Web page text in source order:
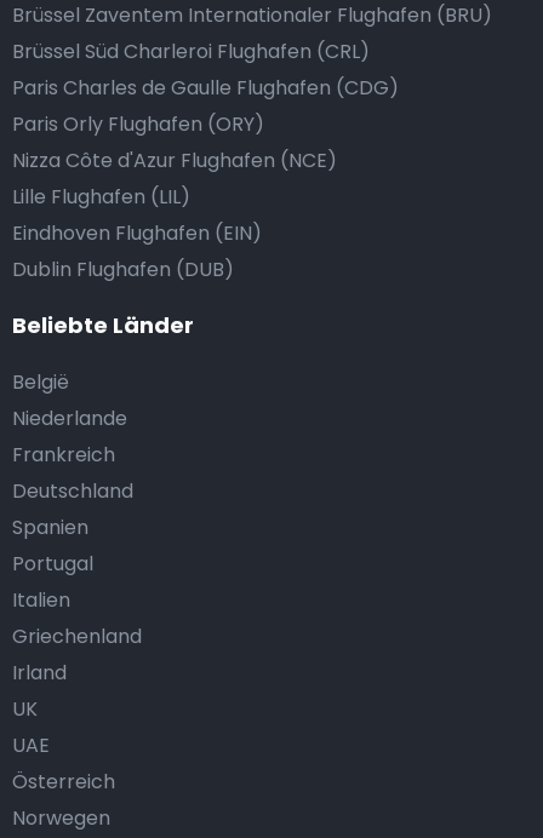
Brüssel Zaventem Internationaler Flughafen (BRU)
Brüssel Süd Charleroi Flughafen (CRL)
Paris Charles de Gaulle Flughafen (CDG)
Paris Orly Flughafen (ORY)
Nizza Côte d'Azur Flughafen (NCE)
Lille Flughafen (LIL)
Eindhoven Flughafen (EIN)
Dublin Flughafen (DUB)
Beliebte Länder
België
Niederlande
Frankreich
Deutschland
Spanien
Portugal
Italien
Griechenland
Irland
UK
UAE
Österreich
Norwegen